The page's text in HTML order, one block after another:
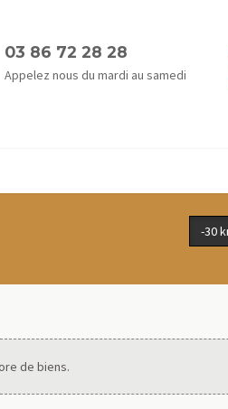
03 86 72 28 28
Appelez nous du mardi au samedi
-30
de biens.